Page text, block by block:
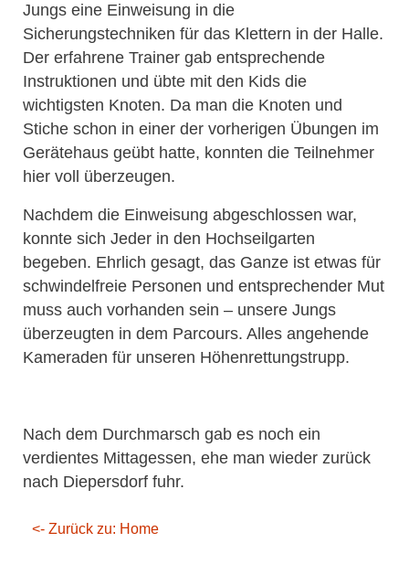
Jungs eine Einweisung in die
Sicherungstechniken für das Klettern in der Halle.
Der erfahrene Trainer gab entsprechende
Instruktionen und übte mit den Kids die
wichtigsten Knoten. Da man die Knoten und
Stiche schon in einer der vorherigen Übungen im
Gerätehaus geübt hatte, konnten die Teilnehmer
hier voll überzeugen.
Nachdem die Einweisung abgeschlossen war,
konnte sich Jeder in den Hochseilgarten
begeben. Ehrlich gesagt, das Ganze ist etwas für
schwindelfreie Personen und entsprechender Mut
muss auch vorhanden sein – unsere Jungs
überzeugten in dem Parcours. Alles angehende
Kameraden für unseren Höhenrettungstrupp.
Nach dem Durchmarsch gab es noch ein
verdientes Mittagessen, ehe man wieder zurück
nach Diepersdorf fuhr.
<- Zurück zu: Home